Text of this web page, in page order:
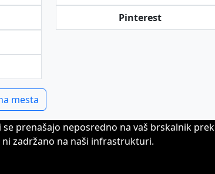
Pinterest
mesta
prenašajo neposredno na vaš brskalnik prek
ni zadržano na naši infrastrukturi.